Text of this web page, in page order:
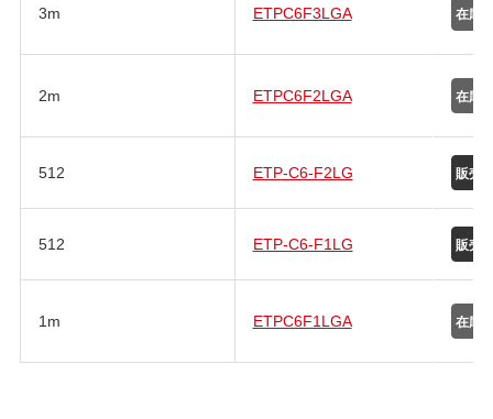
3m ETPC6F3LGA
2m ETPC6F2LGA
512 ETP-C6-F2LG
512 ETP-C6-F1LG
1m ETPC6F1LGA